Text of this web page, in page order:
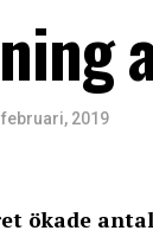
februari, 2019
ökade